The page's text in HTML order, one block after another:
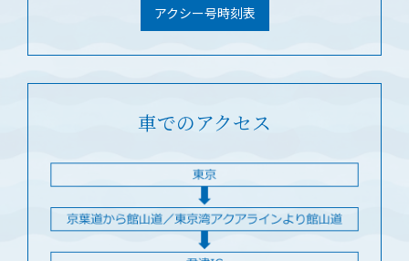
アクシー号時刻表
車でのアクセス